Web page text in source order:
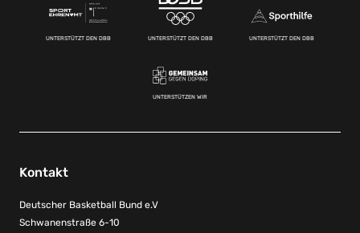
UNTERSTÜTZT DEN DBB UNTERSTÜTZT DEN DBB UNTERSTÜTZT DEN DBB
UNTERSTÜTZEN WIR
Kontakt
Deutscher Basketball Bund e.V
Schwanenstraße 6-10